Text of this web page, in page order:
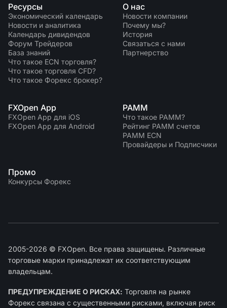
Что такое ECN торговля?
Что такое Форекс брокер?
Ресурсы
Экономический календарь
Новости и аналитика
Календарь дивидендов
Форум Трейдеров
База знаний
Что такое ECN торговля?
Что такое торговля CFD?
Что такое Форекс брокер?
О нас
Новости компании
Почему мы?
История
Связаться с нами
Партнерство
FXOpen App
FXOpen App для iOS
FXOpen App для Android
PAMM
Что такое PAMM?
Рейтинг PAMM счетов
PAMM ECN
Провайдеры и Подписчики
Промо
Конкурсы Форекс
2005-2026 © FXOpen. Все права защищены. Различные
торговые марки принадлежат их соответствующим
владельцам.
ПРЕДУПРЕЖДЕНИЕ О РИСКАХ: Торговля на рынке
Форекс связана с существенными рисками, включая риск